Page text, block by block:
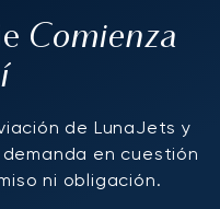
Comienza
de LunaJets y
en cuestión
ni obligación.